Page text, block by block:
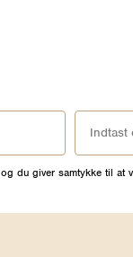
og du giver samtykke til at